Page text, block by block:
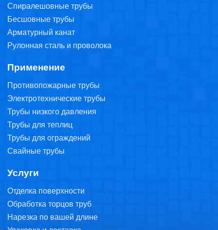
Спиралешовные трубы
Бесшовные трубы
Арматурный канат
Рулонная сталь и проволока
Применение
Противопожарные трубы
Электротехнические трубы
Трубы низкого давления
Трубы для теплиц
Трубы для ограждений
Свайные трубы
Услуги
Отделка поверхности
Обработка торцов труб
Нарезка по вашей длине